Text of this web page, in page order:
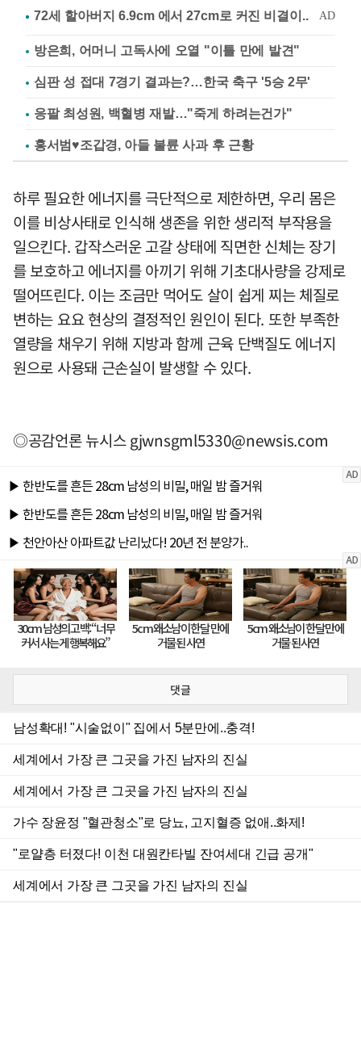
방은희, 어머니 고독사에 오열 "이틀 만에 발견"
심판 성 접대 7경기 결과는?…한국 축구 '5승 2무'
응팔 최성원, 백혈병 재발…"죽게 하려는건가"
홍서범♥조갑경, 아들 불륜 사과 후 근황
하루 필요한 에너지를 극단적으로 제한하면, 우리 몸은
이를 비상사태로 인식해 생존을 위한 생리적 부작용을
일으킨다. 갑작스러운 고갈 상태에 직면한 신체는 장기
를 보호하고 에너지를 아끼기 위해 기초대사량을 강제로
떨어뜨린다. 이는 조금만 먹어도 살이 쉽게 찌는 체질로
변하는 요요 현상의 결정적인 원인이 된다. 또한 부족한
열량을 채우기 위해 지방과 함께 근육 단백질도 에너지
원으로 사용돼 근손실이 발생할 수 있다.
◎공감언론 뉴시스gjwnsgml5330@newsis.com
댓글